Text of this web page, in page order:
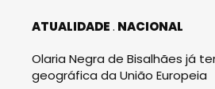
ATUALIDADE NACIONAL
Olaria Negra de Bisalhães já
geográfica da União Europeia